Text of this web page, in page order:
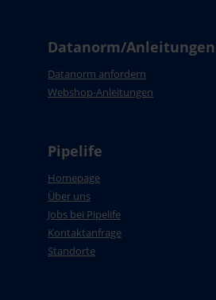
Datanorm/Anleitungen
Datanorm anfordern
Webshop-Anleitungen
Pipelife
Homepage
Über uns
Jobs bei Pipelife
Kontaktanfrage
Standorte